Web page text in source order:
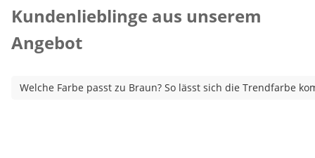
Kundenlieblinge aus unserem
Angebot
Welche Farbe passt zu Braun? So lässt sich die Trendfarbe